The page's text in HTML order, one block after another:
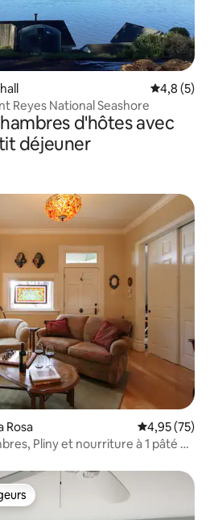
Évaluation
4,8 (5)
Reyes National Seashore
d'hôtes avec
déjeuner
Rosa Évaluation
4,95 (75)
Pliny et nourriture à 1 pâté de
les plus appréciés